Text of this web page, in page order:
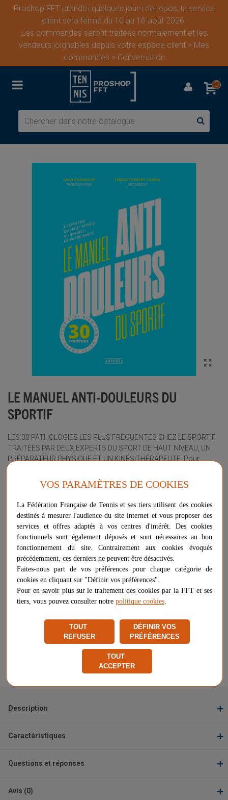
Proshop FFT prendra quelques jours de repos, le service
client sera fermé du 10 au 16 août 2026.
Les commandes seront traitées normalement et les
vendeurs joignables depuis votre espace client > Mes
commandes > Conversation
0
LE MANUEL ANTI-DOULEURS DU
SPORTIF
LES 30 PATHOLOGIES LES PLUS FRÉQUENTES CHEZ LE SPORTIF
TRAITÉES PAR DEUX EXPERTS DU SPORT DE HAUT NIVEAU, UN
PRÉPARATEUR PHYSIQUE ET UN KINÉSITHÉRAPEUTE. Pour
chacune d’elles, découvrez une présentation très accessible de
leurs causes et origines avec des schémas explicatifs et un
autotest pour bien cibler la zone concernée. Bénéficiez de
nombreux exercices présentés sous forme de routines clés en
main pour soulager vos douleurs et prévenir les risques de
récidives
Plus d'informations sur ce produit
Voir les questions / réponses
24,00 € - +
AJOUTER AU PANIER
4,20 €
entre le 11/08 et le 17/08
Editions Amphora
Signaler un problème d'ordre juridique
Description
Caractéristiques
Questions et réponses
Avis (0)
VOS PARAMÈTRES DE COOKIES
La Fédération Française de Tennis et ses tiers utilisent des cookies
destinés à mesurer l'audience du site internet et vous proposer des
services et offres adaptés à vos centres d'intérêt. Des cookies
fonctionnels sont également déposés et sont nécessaires au bon
fonctionnement du site. Contrairement aux cookies évoqués
précédemment, ces derniers ne peuvent être désactivés.
Faites-nous part de vos préférences pour chaque catégorie de
cookies en cliquant sur "Définir vos préférences".
Pour en savoir plus sur le traitement des cookies par la FFT et ses
tiers, vous pouvez consulter notre politique cookies.
TOUT
REFUSER
DÉFINIR VOS
PRÉFÉRENCES
TOUT
ACCEPTER